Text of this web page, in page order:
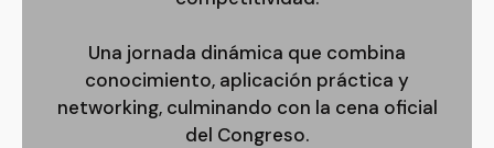
Una jornada dinámica que combina
conocimiento, aplicación práctica y
networking, culminando con la cena oficial
del Congreso.